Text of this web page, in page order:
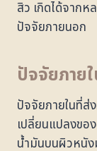
สิว เกิดได้จากห
ปัจจัยภายนอก
ปัจจัยภาย
ปัจจัยภายในที่ส่
เปลี่ยนแปลงขอ
น้ำมันบนผิวหนัง